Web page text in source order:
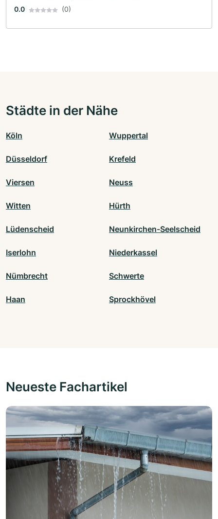
0.0 (0)
Städte in der Nähe
Köln Wuppertal
Düsseldorf Krefeld
Viersen Neuss
Witten Hürth
Lüdenscheid Neunkirchen-Seelscheid
Iserlohn Niederkassel
Nümbrecht Schwerte
Haan Sprockhövel
Neueste Fachartikel